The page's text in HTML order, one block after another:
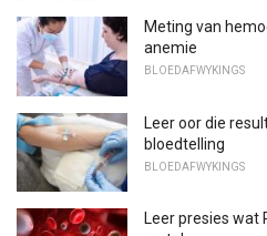
Meting van
anemie
BLOEDAFWYKINGS
Leer oor die
bloedtelling
BLOEDAFWYKINGS
Leer presies wat